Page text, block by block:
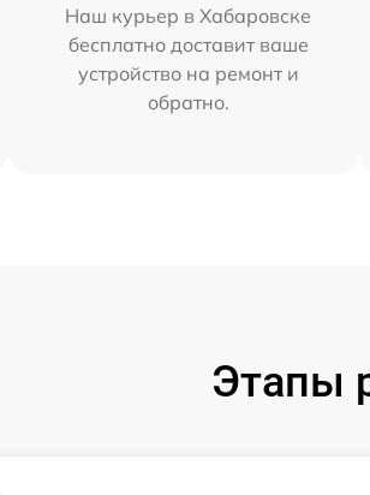
Наш курьер в Хабаровске
бесплатно доставит ваше
устройство на ремонт и
обратно.
Этапы